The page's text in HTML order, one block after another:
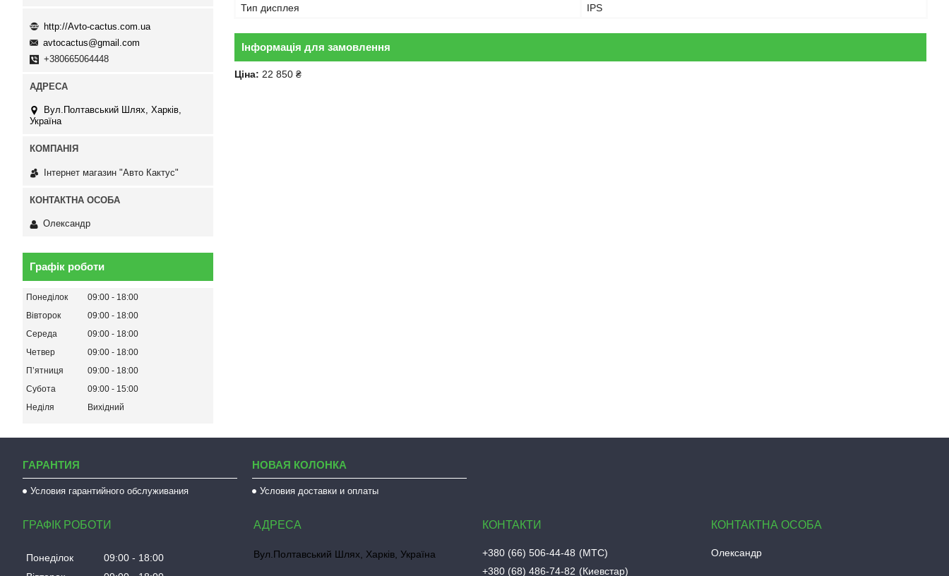
Тип дисплея
IPS
Інформація для замовлення
Ціна: 22 850 ₴
http://Avto-cactus.com.ua
avtocactus@gmail.com
+380665064448
Вул.Полтавський Шлях, Харків,
Україна
Інтернет магазин "Авто Кактус"
Олександр
Графік роботи
Понеділок 09:00
18:00
Вівторок
09:00
18:00
Середа
09:00
18:00
Четвер
09:00
18:00
Пʼятниця
09:00
18:00
Субота
09:00
15:00
Неділя
Вихідний
ГАРАНТИЯ
Условия гарантийного обслуживания
НОВАЯ КОЛОНКА
Условия доставки и оплаты
ГРАФІК РОБОТИ
Понеділок 09:00
18:00
Вул.Полтавський Шлях, Харків, Україна +380 (66) 506-44-48
МТС
+380 (68) 486-74-82
Киевстар
Олександр